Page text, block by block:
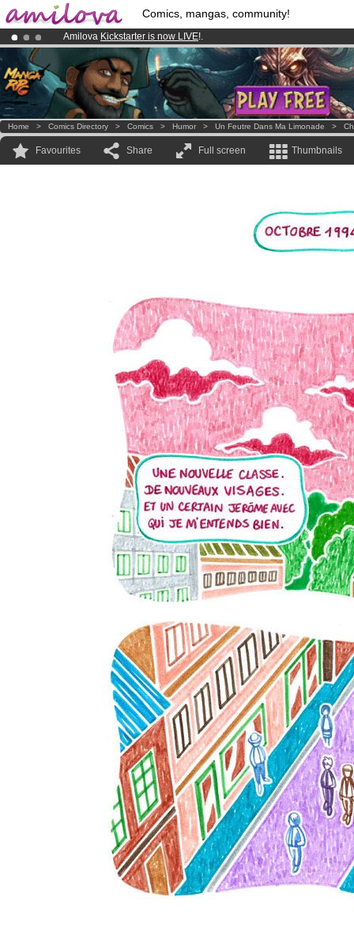
Comics, mangas, community!
Amilova Kickstarter is now LIVE!.
Already 100000membersand 1000comics & mangas!.
Premium membership from3.95 euros per month !Get membership
Home > Comics Directory > Comics > Humor > Un Feutre Dans Ma Limonade >
Favourites Share Full screen Thumbnails